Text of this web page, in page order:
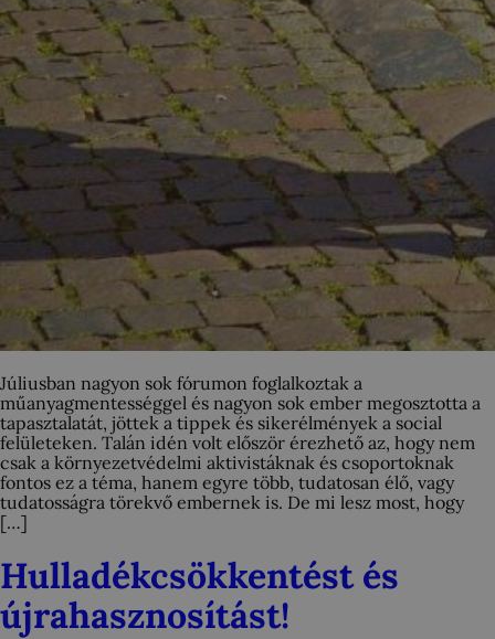
Júliusban nagyon sok fórumon foglalkoztak a
műanyagmentességgel és nagyon sok ember megosztotta a
tapasztalatát, jöttek a tippek és sikerélmények a social
felületeken. Talán idén volt először érezhető az, hogy nem
csak a környezetvédelmi aktivistáknak és csoportoknak
fontos ez a téma, hanem egyre több, tudatosan élő, vagy
tudatosságra törekvő embernek is. De mi lesz most, hogy
[…]
Hulladékcsökkentést és
újrahasznosítást!